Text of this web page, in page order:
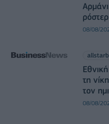
08/08/
τη
τον
08/08/